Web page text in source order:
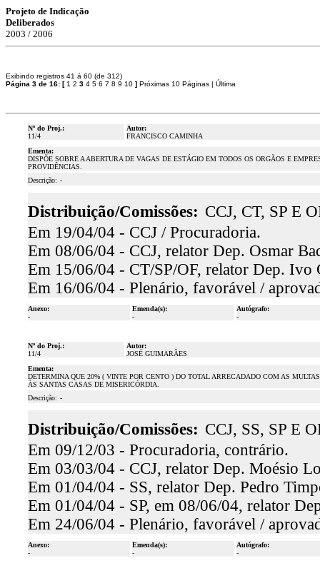
Projeto de Indicação
Deliberados
2003 / 2006
Exibindo registros 41 á 60 (de 312)
Página 3 de 16: [ 1 2 3 4 5 6 7 8 9 10 ] Próximas 10 Páginas | Última
Nº do Proj.:
11/4
Autor:
FRANCISCO CAMINHA
Ementa:
DISPÕE SOBRE A ABERTURA DE VAGAS DE ESTÁGIO EM TODOS OS ORGÃOS E
PROVIDÊNCIAS.
Descrição: -
Distribuição/Comissões: CCJ, CT, SP E
Em 19/04/04 - CCJ / Procuradoria.
Em 08/06/04 - CCJ, relator Dep. Osmar
Em 15/06/04 - CT/SP/OF, relator Dep. Ivo
Em 16/06/04 - Plenário, favorável /
Anexo:
-
Emenda(s):
-
Autógrafo:
-
Nº do Proj.:
11/4
Autor:
JOSÉ GUIMARÃES
Ementa:
DETERMINA QUE 20% ( VINTE POR CENTO ) DO TOTAL ARRECADADO COM AS
ÀS SANTAS CASAS DE MISERICÓRDIA.
Descrição: -
Distribuição/Comissões: CCJ, SS, SP E
Em 09/12/03 - Procuradoria, contrário.
Em 03/03/04 - CCJ, relator Dep. Moésio
Em 01/04/04 - SS, relator Dep. Pedro
Em 01/04/04 - SP, em 08/06/04, relator
Em 24/06/04 - Plenário, favorável /
Anexo:
-
Emenda(s):
-
Autógrafo:
-